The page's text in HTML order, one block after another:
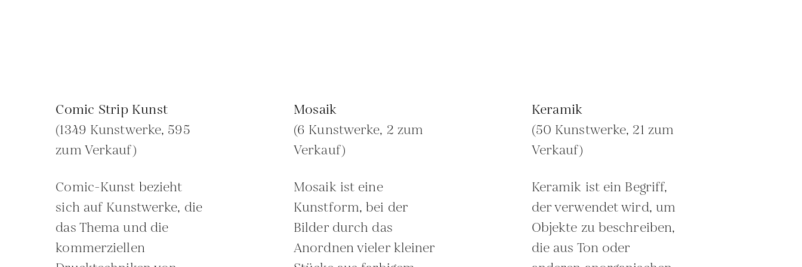
Comic Strip Kunst
(1349 Kunstwerke, 595
zum Verkauf)
Comic-Kunst bezieht
sich auf Kunstwerke, die
das Thema und die
kommerziellen
Mosaik
(6 Kunstwerke, 2 zum
Verkauf)
Mosaik ist eine
Kunstform, bei der
Bilder durch das
Anordnen vieler kleiner
Keramik
(50 Kunstwerke, 21 zum
Verkauf)
Keramik ist ein Begriff,
der verwendet wird, um
Objekte zu beschreiben,
die aus Ton oder